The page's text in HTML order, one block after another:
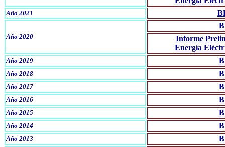
Año 2021
Año 2020
Informe
Energía
Año 2019
Año 2018
Año 2017
Año 2016
Año 2015
Año 2014
Año 2013